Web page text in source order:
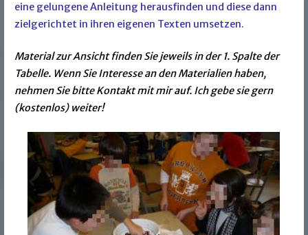
eine gelungene Anleitung herausfinden und diese dann
zielgerichtet in ihren eigenen Texten umsetzen.
Material zur Ansicht finden Sie jeweils in der 1. Spalte der
Tabelle. Wenn Sie Interesse an den Materialien haben,
nehmen Sie bitte Kontakt mit mir auf. Ich gebe sie gern
(kostenlos)weiter!